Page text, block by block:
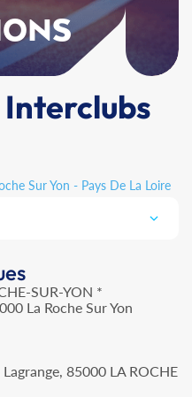
Sur Yon - Pays De La Loire
SUR-YON *
La Roche Sur Yon
85000 LA ROCHE